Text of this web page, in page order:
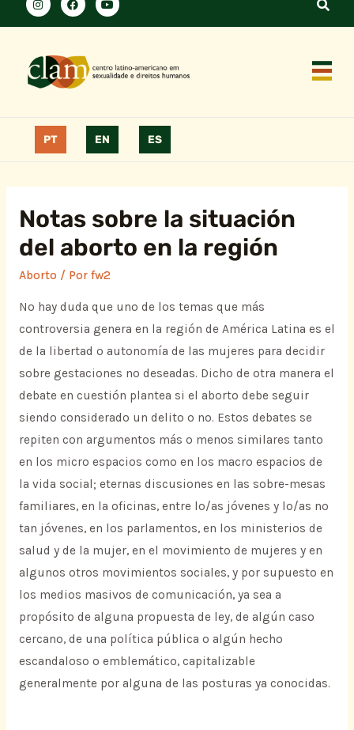
PT EN ES
Notas sobre la situación
del aborto en la región
Aborto / Por fw2
No hay duda que uno de los temas que más
controversia genera en la región de América Latina es el
de la libertad o autonomía de las mujeres para decidir
sobre gestaciones no deseadas. Dicho de otra manera el
debate en cuestión plantea si el aborto debe seguir
siendo considerado un delito o no. Estos debates se
repiten con argumentos más o menos similares tanto
en los micro espacios como en los macro espacios de
la vida social; eternas discusiones en las sobre-mesas
familiares, en la oficinas, entre lo/as jóvenes y lo/as no
tan jóvenes, en los parlamentos, en los ministerios de
salud y de la mujer, en el movimiento de mujeres y en
algunos otros movimientos sociales, y por supuesto en
los medios masivos de comunicación, ya sea a
propósito de alguna propuesta de ley, de algún caso
cercano, de una política pública o algún hecho
escandaloso o emblemático, capitalizable
generalmente por alguna de las posturas ya conocidas.